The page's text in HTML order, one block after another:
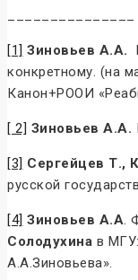
[1] Зиновьев А.А.
конкретному. (на
Канон+РООИ
[ 2] Зиновьев А.А.
[3] Сергейцев Т.,
русской
[4] Зиновьев А.А.
Солодухина в
А.А.Зиновьева».